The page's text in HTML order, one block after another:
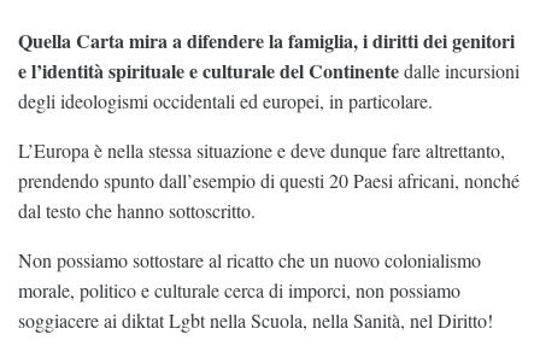
Quella Carta mira a difendere la famiglia, i diritti dei genitori
e l’identità spirituale e culturale del Continentedalle incursioni
degli ideologismi occidentali ed europei, in particolare.
L’Europa è nella stessa situazione e deve dunque fare altrettanto,
prendendo spunto dall’esempio di questi 20 Paesi africani, nonché
dal testo che hanno sottoscritto.
Non possiamo sottostare al ricatto che un nuovo colonialismo
morale, politico e culturale cerca di imporci, non possiamo
soggiacere ai diktat Lgbt nella Scuola, nella Sanità, nel Diritto!